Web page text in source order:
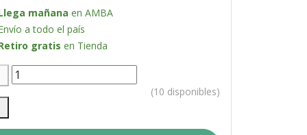
mañana en AMBA
a todo el país
gratis en Tienda
(10 disponibles)